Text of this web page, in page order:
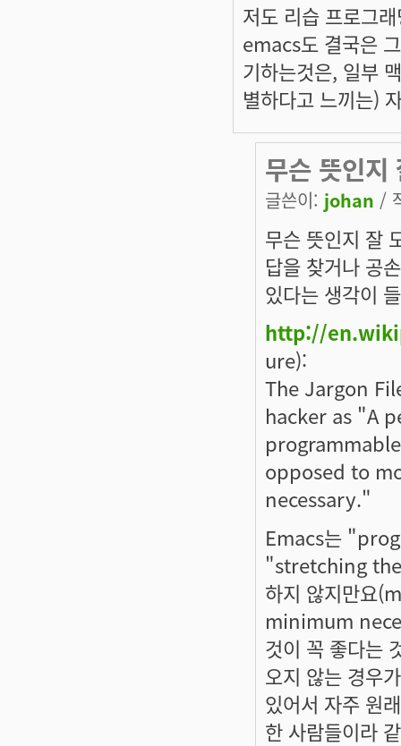
저도 리습 프로그
emacs도 결국은
기하는것은, 일부
별하다고 느끼는)
무슨 뜻인지
글쓴이: johan /
무슨 뜻인지 잘
답을 찾거나 공
있다는 생각이
http://
ure):
The Jargon
hacker as "A
opposed to
necessary."
Emacs는
"stretching
하지 않지만요
minimum
것이 꼭 좋다는
오지 않는 경우
있어서 자주 원
한 사람들이라